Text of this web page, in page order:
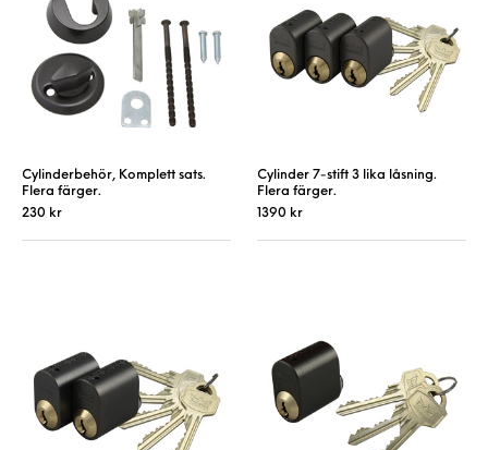
Cylinderbehör, Komplett sats.
Flera färger.
230 kr
Cylinder 7-stift 3 lika låsning.
Flera färger.
1390 kr